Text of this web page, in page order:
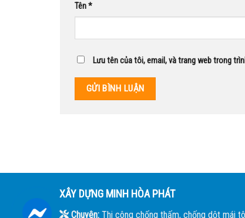
Tên*
Lưu tên của tôi, email, và trang web trong
XÂY DỰNG MINH HÒA PHÁT
Chuyên:Thi công chống thấm, chống dột mái